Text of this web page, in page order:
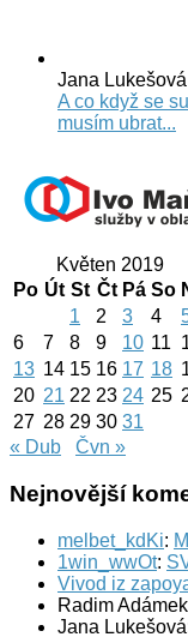
Jana
A co když se
musím ubrat...
Květen 2019
Po Út St Čt Pá So
1
2 3 4
6
7 8 9 10 11
13 14 15 16 17 18
20 21 22 23 24 25
27 28 29 30 31
« Dub
Čvn »
Nejnovější
melbet_kdKi:
1win_wwOt:
Vivod iz
Radim Adámek
Jana Lukešová